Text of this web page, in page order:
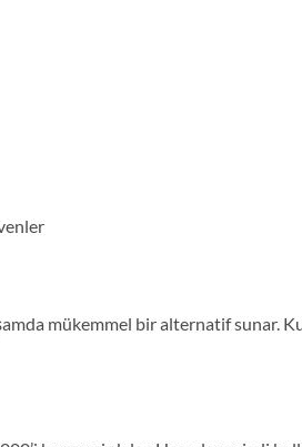
mükemmel bir alternatif sunar.